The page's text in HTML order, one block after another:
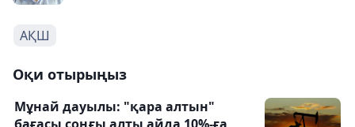
АҚШ
Оқи отырыңыз
Мұнай дауылы: "қара алтын"
бағасы соңғы алты айда 10%-ға